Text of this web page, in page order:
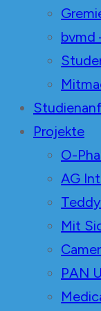
bvmd
Projekte
O-
AG
Mit
PAN